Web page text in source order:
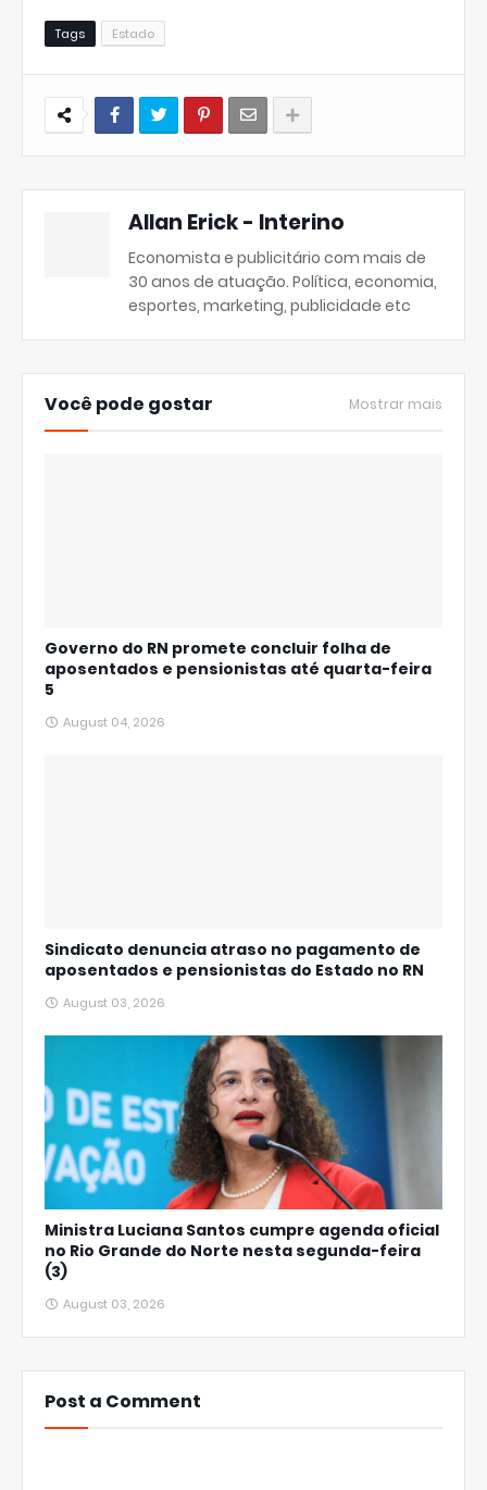
Tags Estado
Allan Erick - Interino
Economista e publicitário com mais de
30 anos de atuação. Política, economia,
esportes, marketing, publicidade etc
Você pode gostar Mostrar mais
Governo do RN promete concluir folha de
aposentados e pensionistas até quarta-feira
5
August 04, 2026
Sindicato denuncia atraso no pagamento de
aposentados e pensionistas do Estado no RN
August 03, 2026
Ministra Luciana Santos cumpre agenda oficial
no Rio Grande do Norte nesta segunda-feira
(3)
August 03, 2026
Post a Comment